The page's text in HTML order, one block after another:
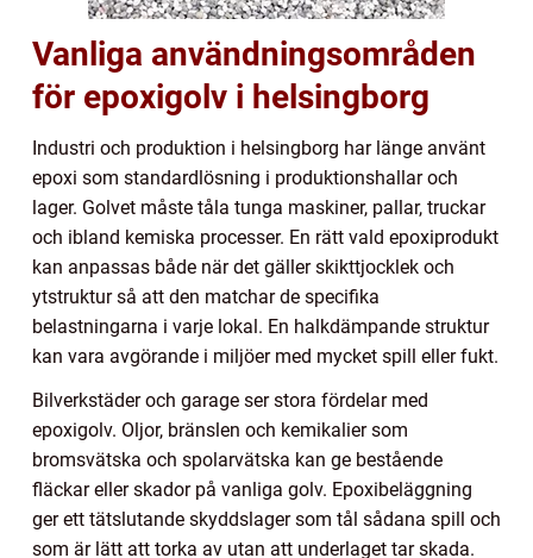
Vanliga användningsområden
för epoxigolv i helsingborg
Industri och produktion i helsingborg har länge använt
epoxi som standardlösning i produktionshallar och
lager. Golvet måste tåla tunga maskiner, pallar, truckar
och ibland kemiska processer. En rätt vald epoxiprodukt
kan anpassas både när det gäller skikttjocklek och
ytstruktur så att den matchar de specifika
belastningarna i varje lokal. En halkdämpande struktur
kan vara avgörande i miljöer med mycket spill eller fukt.
Bilverkstäder och garage ser stora fördelar med
epoxigolv. Oljor, bränslen och kemikalier som
bromsvätska och spolarvätska kan ge bestående
fläckar eller skador på vanliga golv. Epoxibeläggning
ger ett tätslutande skyddslager som tål sådana spill och
som är lätt att torka av utan att underlaget tar skada.